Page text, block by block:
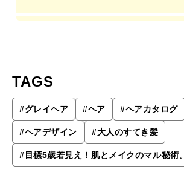
TAGS
#グレイヘア #ヘア #ヘアカタログ
#ヘアデザイン #大人のすてき髪
# 目標5歳若見え！肌とメイクのマル秘術。